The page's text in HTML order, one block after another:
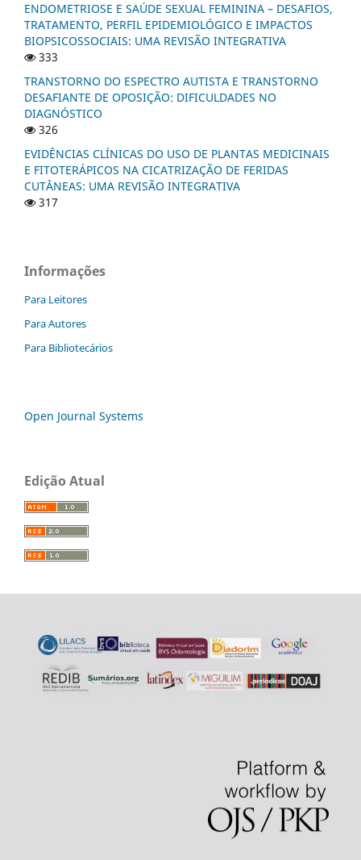
ENDOMETRIOSE E SAÚDE SEXUAL FEMININA – DESAFIOS,
TRATAMENTO, PERFIL EPIDEMIOLÓGICO E IMPACTOS
BIOPSICOSSOCIAIS: UMA REVISÃO INTEGRATIVA
333
TRANSTORNO DO ESPECTRO AUTISTA E TRANSTORNO
DESAFIANTE DE OPOSIÇÃO: DIFICULDADES NO
DIAGNÓSTICO
326
EVIDÊNCIAS CLÍNICAS DO USO DE PLANTAS MEDICINAIS
E FITOTERÁPICOS NA CICATRIZAÇÃO DE FERIDAS
CUTÂNEAS: UMA REVISÃO INTEGRATIVA
317
Informações
Para Leitores
Para Autores
Para Bibliotecários
Open Journal Systems
Edição Atual